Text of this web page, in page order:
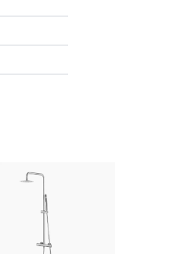
Imagem do Produto